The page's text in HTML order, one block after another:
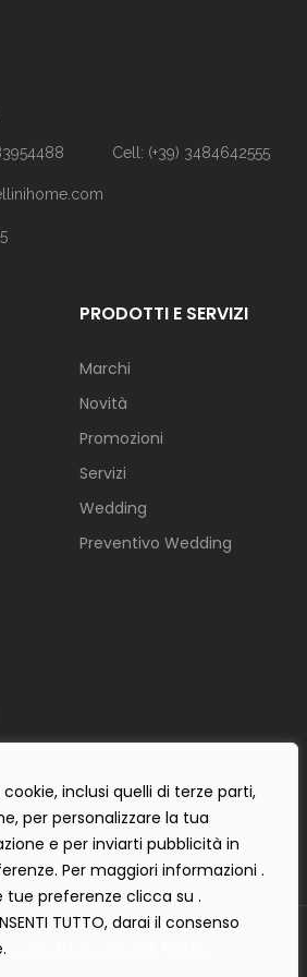
inclusi quelli di terze parti,
per personalizzare la tua
e per inviarti pubblicità in
Per maggiori informazioni .
tue preferenze clicca su .
TUTTO, darai il consenso
Cell: (+39) 3484642555
PRODOTTI E SERVIZI
Marchi
Novità
Promozioni
Servizi
Wedding
Preventivo Wedding
di Martellini Nicoletta